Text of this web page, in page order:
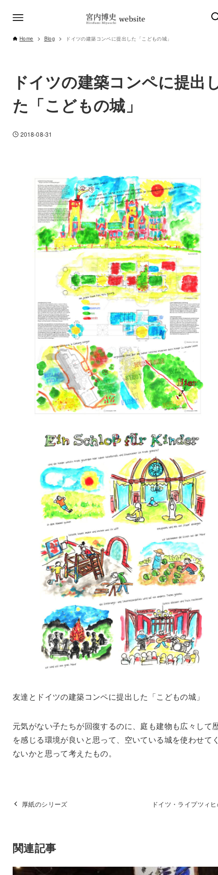
Home Blog ドイツの建築コンペに提出した「こどもの城」
ドイツの建築コンペに提出
た「こどもの城」
2018-08-31
友達とドイツの建築コンペに提出した「こどもの城」
元気がない子たちが回復するのに、庭も建物も広々して
を感じる環境が良いと思って、空いている城を使わせて
ないかと思って考えたもの。
厚紙のシリーズ ドイツ・ライプツィ
関連記事